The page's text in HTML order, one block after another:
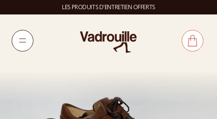
LES PRODUITS D'ENTRETIEN OFFERTS